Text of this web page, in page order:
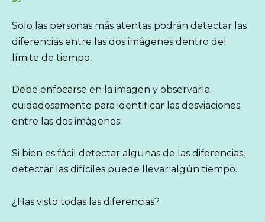
Solo las personas más atentas podrán detectar las
diferencias entre las dos imágenes dentro del
límite de tiempo.
Debe enfocarse en la imagen y observarla
cuidadosamente para identificar las desviaciones
entre las dos imágenes.
Si bien es fácil detectar algunas de las diferencias,
detectar las difíciles puede llevar algún tiempo.
¿Has visto todas las diferencias?